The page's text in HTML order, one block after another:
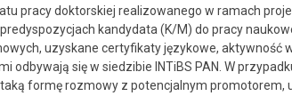
pracy doktorskiej realizowanego w ramach
kandydata (K/M) do pracy
uzyskane certyfikaty językowe, aktywność
odbywają się w siedzibie INTiBS PAN. W
formę rozmowy z potencjalnym promotorem,